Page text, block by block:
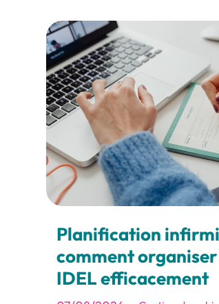
Planification
comment
IDEL efficacement